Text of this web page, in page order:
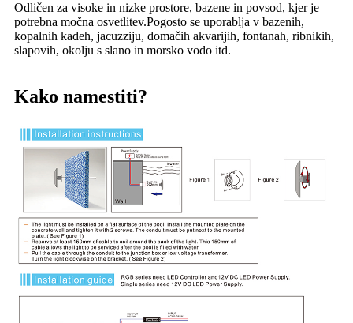
Odličen za visoke in nizke prostore, bazene in povsod, kjer je
potrebna močna osvetlitev.Pogosto se uporablja v bazenih,
kopalnih kadeh, jacuzziju, domačih akvarijih, fontanah, ribnikih,
slapovih, okolju s slano in morsko vodo itd.
Kako namestiti?